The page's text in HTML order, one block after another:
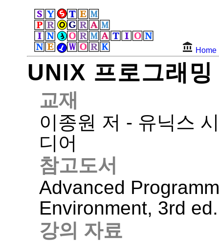
Home
UNIX 프로그래
교재
이종원 저 - 유닉스
디어
참고도서
Advanced
Environment, 3rd ed.
강의 자료